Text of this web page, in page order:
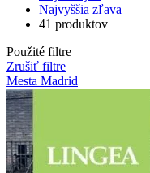
Najvyššia zľava
41 produktov
Použité filtre
Zrušiť filtre
Mesta Madrid